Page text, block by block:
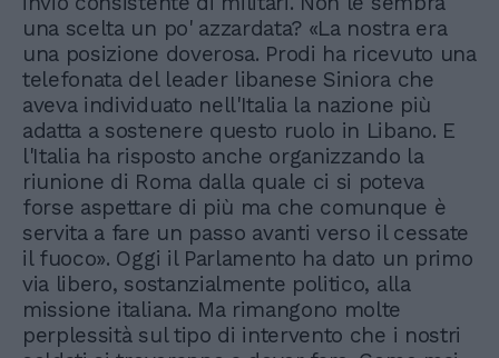
una scelta un po' azzardata? «La nostra era
una posizione doverosa. Prodi ha ricevuto una
telefonata del leader libanese Siniora che
aveva individuato nell'Italia la nazione più
adatta a sostenere questo ruolo in Libano. E
l'Italia ha risposto anche organizzando la
riunione di Roma dalla quale ci si poteva
forse aspettare di più ma che comunque è
servita a fare un passo avanti verso il cessate
il fuoco». Oggi il Parlamento ha dato un primo
via libero, sostanzialmente politico, alla
missione italiana. Ma rimangono molte
perplessità sul tipo di intervento che i nostri